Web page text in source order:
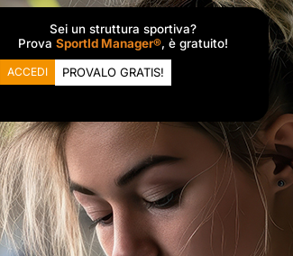
Sei un struttura sportiva?
Prova SportId Manager®, è gratuito!
ACCEDI PROVALO GRATIS!